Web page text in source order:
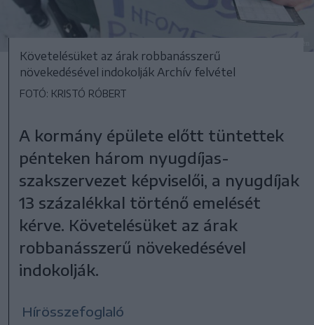
Követelésüket az árak robbanásszerű
növekedésével indokolják Archív felvétel
FOTÓ: KRISTÓ RÓBERT
A kormány épülete előtt tüntettek
pénteken három nyugdíjas-
szakszervezet képviselői, a nyugdíjak
13 százalékkal történő emelését
kérve. Követelésüket az árak
robbanásszerű növekedésével
indokolják.
Hírösszefoglaló